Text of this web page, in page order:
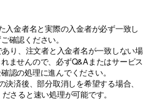
入金者名と実際の入金者が必ず一致し
確認ください。
り、注文者と入金者名が一致しない場
ませんので、必ずQ&Aまたはサービス
認の処理に進んでください。
済後、部分取消しを希望する場合、
さると速い処理が可能です。